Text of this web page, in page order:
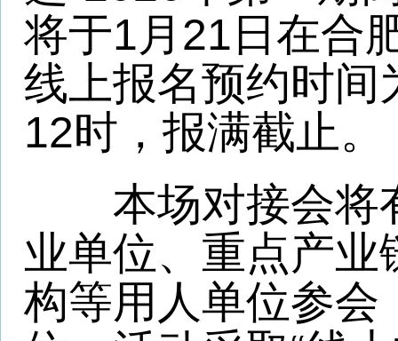
本场对接会将有100
业单位、重点产业链企
构等用人单位参会，提
位。活动采取“线上报名
2024届、2025届离校未
生，2026届高校毕业生
区及海外留学归来人员
肥择业邀请码”。